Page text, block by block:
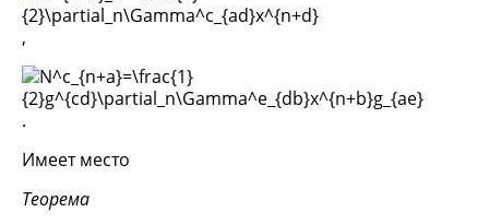
,
.
Имеет место
Теорема